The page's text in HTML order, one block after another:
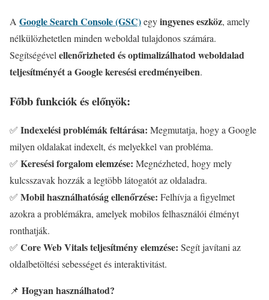
A Google Search Console (GSC)egyingyenes eszköz, amely
nélkülözhetetlen minden weboldal tulajdonos számára.
Segítségével ellenőrizheted és optimalizálhatod weboldalad
teljesítményét a Google keresési eredményeiben.
Főbb funkciók és előnyök:
✅ Indexelési problémák feltárása: Megmutatja, hogy a Google
milyen oldalakat indexelt, és melyekkel van probléma.
✅ Keresési forgalom elemzése: Megnézheted, hogy mely
kulcsszavak hozzák a legtöbb látogatót az oldaladra.
✅ Mobil használhatóság ellenőrzése: Felhívja a figyelmet
azokra a problémákra, amelyek mobilos felhasználói élményt
ronthatják.
✅ Core Web Vitals teljesítmény elemzése: Segít javítani az
oldalbetöltési sebességet és interaktivitást.
📌 Hogyan használhatod?